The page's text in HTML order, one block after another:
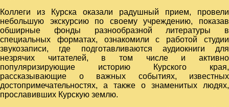
Коллеги из Курска оказали радушный прием, провели
небольшую экскурсию по своему учреждению, показав
обширные фонды разнообразной литературы в
специальных форматах, ознакомили с работой студии
звукозаписи, где подготавливаются аудиокниги для
незрячих читателей, в том числе и активно
популяризирующие историю Курского края,
рассказывающие о важных событиях, известных
достопримечательностях, а также о знаменитых людях,
прославивших Курскую землю.